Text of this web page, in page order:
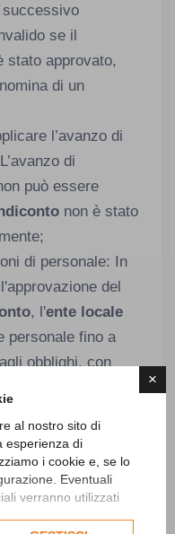
×
al nostro sito di
esperienza di
i cookie e, se lo
Eventuali
verranno utilizzati
successivo
se il
stato approvato,
di un
l’avanzo di
di
può essere
non è stato
di personale: In
del
, l'ente locale
personale fino a
obblighi, con
Governo: Il
con potere